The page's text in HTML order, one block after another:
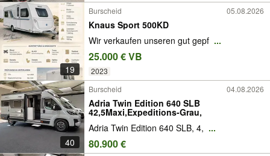
19
Burscheid 05.08.2026
Knaus Sport 500KD
Wir verkaufen unseren gut gepf ...
25.000 € VB
2023
40
Burscheid 04.08.2026
Adria Twin Edition 640 SLB
42,5Maxi,Expeditions-Grau,
Adria Twin Edition 640 SLB, 4, ...
80.900 €